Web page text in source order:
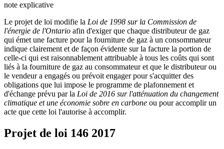
note explicative
Le projet de loi modifie la Loi de 1998 sur la Commission de
l'énergie de l'Ontario afin d'exiger que chaque distributeur de gaz
qui émet une facture pour la fourniture de gaz à un consommateur
indique clairement et de façon évidente sur la facture la portion de
celle-ci qui est raisonnablement attribuable à tous les coûts qui sont
liés à la fourniture de gaz au consommateur et que le distributeur ou
le vendeur a engagés ou prévoit engager pour s'acquitter des
obligations que lui impose le programme de plafonnement et
d'échange prévu par la Loi de 2016 sur l'atténuation du changement
climatique et une économie sobre en carbone ou pour accomplir un
acte que cette loi l'autorise à accomplir.
Projet de loi 146 2017